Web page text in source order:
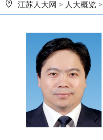
江苏人大网 > 人大概览 >